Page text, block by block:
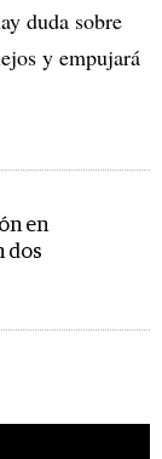
duda sobre
y empujará
en
dos